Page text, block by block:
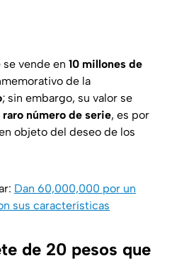
se vende en 10 millones de
de la
; sin embargo, su valor se
raro número de serie, es por
objeto del deseo de los
Dan 60,000,000 por un
sus características
de 20 pesos que